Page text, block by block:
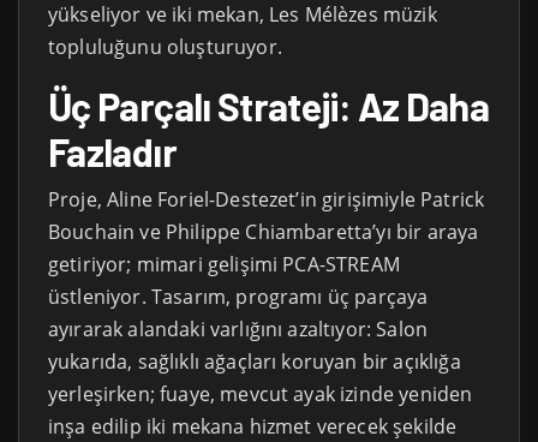
yükseliyor ve iki mekan, Les Mélèzes müzik
topluluğunu oluşturuyor.
Üç Parçalı Strateji: Az Daha
Fazladır
Proje, Aline Foriel-Destezet’in girişimiyle Patrick
Bouchain ve Philippe Chiambaretta’yı bir araya
getiriyor; mimari gelişimi PCA-STREAM
üstleniyor. Tasarım, programı üç parçaya
ayırarak alandaki varlığını azaltıyor: Salon
yukarıda, sağlıklı ağaçları koruyan bir açıklığa
yerleşirken; fuaye, mevcut ayak izinde yeniden
inşa edilip iki mekana hizmet verecek şekilde